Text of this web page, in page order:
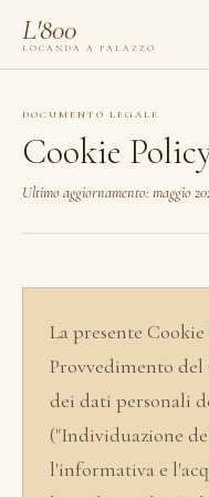
L'800
LOCANDA A PALAZZO
DOCUMENTO LEGALE
Cookie
Ultimo aggiornamento: maggio
La presente
Provvedimento
dei dati personali
("Individuazione
l'informativa e